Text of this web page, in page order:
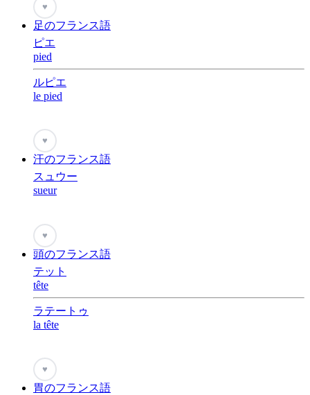
♥
足のフランス語
ピエ
pied
ルピエ
le pied
♥
汗のフランス語
スュウー
sueur
♥
頭のフランス語
テット
tête
ラテートゥ
la tête
♥
胃のフランス語